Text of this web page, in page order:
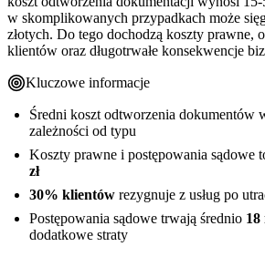
w skomplikowanych przypadkach może
złotych. Do tego dochodzą koszty prawne,
klientów oraz długotrwałe konsekwencje
Kluczowe informacje
Średni koszt odtworzenia dokumentów
zależności od typu
Koszty prawne i postępowania sądowe
zł
30% klientów rezygnuje z usług po
Postępowania sądowe trwają średnio 18
dodatkowe straty